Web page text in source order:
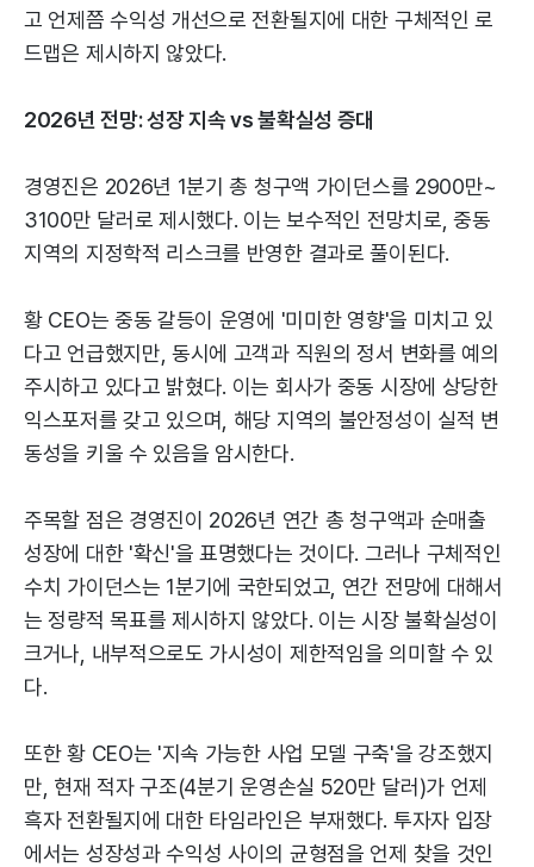
고 언제쯤 수익성 개선으로 전환될지에 대한 구체적인 로
드맵은 제시하지 않았다.
2026년 전망: 성장 지속 vs 불확실성 증대
경영진은 2026년 1분기 총 청구액 가이던스를 2900만~
3100만 달러로 제시했다. 이는 보수적인 전망치로, 중동
지역의 지정학적 리스크를 반영한 결과로 풀이된다.
황 CEO는 중동 갈등이 운영에 '미미한 영향'을 미치고 있
다고 언급했지만, 동시에 고객과 직원의 정서 변화를 예의
주시하고 있다고 밝혔다. 이는 회사가 중동 시장에 상당한
익스포저를 갖고 있으며, 해당 지역의 불안정성이 실적 변
동성을 키울 수 있음을 암시한다.
주목할 점은 경영진이 2026년 연간 총 청구액과 순매출
성장에 대한 '확신'을 표명했다는 것이다. 그러나 구체적인
수치 가이던스는 1분기에 국한되었고, 연간 전망에 대해서
는 정량적 목표를 제시하지 않았다. 이는 시장 불확실성이
크거나, 내부적으로도 가시성이 제한적임을 의미할 수 있
다.
또한 황 CEO는 '지속 가능한 사업 모델 구축'을 강조했지
만, 현재 적자 구조(4분기 운영손실 520만 달러)가 언제
흑자 전환될지에 대한 타임라인은 부재했다. 투자자 입장
에서는 성장성과 수익성 사이의 균형점을 언제 찾을 것인